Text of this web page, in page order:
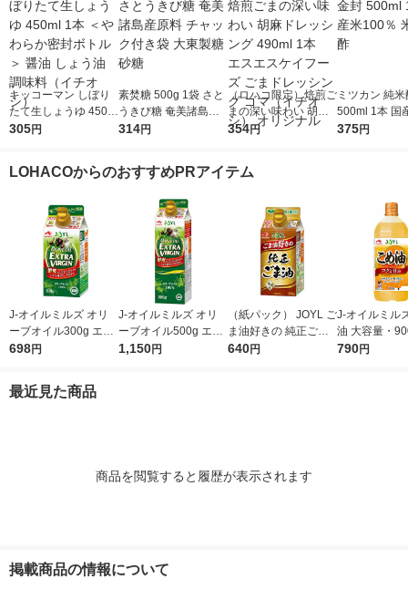
キッコーマン しぼり
たて生しょうゆ 450m
l 1本 ＜やわらか密封
シ）
305円
素焚糖 500g 1袋 さと
うきび糖 奄美諸島産
原料 チャック付き袋
314円
（ロハコ限定）焙煎ご
まの深い味わい 胡麻
ドレッシング 490ml 1
ゴマ（イチオシ） オ
354円
ミツカン 純
500ml 1本 国
0％ 米酢 食酢
375円
LOHACOからのおすすめPRアイテム
J-オイルミルズ オリ
ーブオイル300g エキ
ストラバージン スペ
L
698円
J-オイルミルズ オリ
ーブオイル500g エキ
ストラバージン スペ
1,150円
（紙パック） JOYL ご
ま油好きの 純正ごま
油 300g 1本 味の素 J-
640円
J-オイルミル
油 大容量・
ト 1本 JOYL
790円
最近見た商品
商品を閲覧すると履歴が表示されます
掲載商品の情報について